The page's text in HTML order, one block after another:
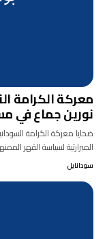
معركة الكرامة
نورين جماع في
ضحايا معركة الكرامة
المبرارتية لسياسة القهر
سودانايل